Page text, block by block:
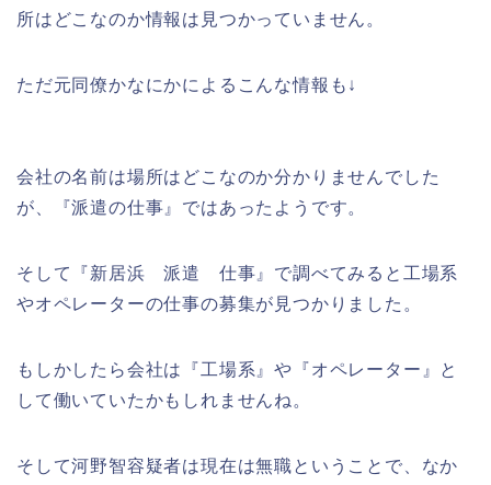
所はどこなのか情報は見つかっていません。
ただ元同僚かなにかによるこんな情報も↓
会社の名前は場所はどこなのか分かりませんでした
が、『派遣の仕事』ではあったようです。
そして『新居浜 派遣 仕事』で調べてみると工場系
やオペレーターの仕事の募集が見つかりました。
もしかしたら会社は『工場系』や『オペレーター』と
して働いていたかもしれませんね。
そして河野智容疑者は現在は無職ということで、なか